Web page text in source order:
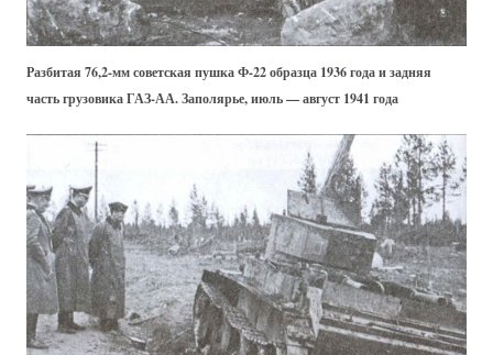
Разбитая 76,2-мм советская пушка Ф-22 образца 1936 года и задняя
часть грузовика ГАЗ-АА. Заполярье, июль — август 1941 года